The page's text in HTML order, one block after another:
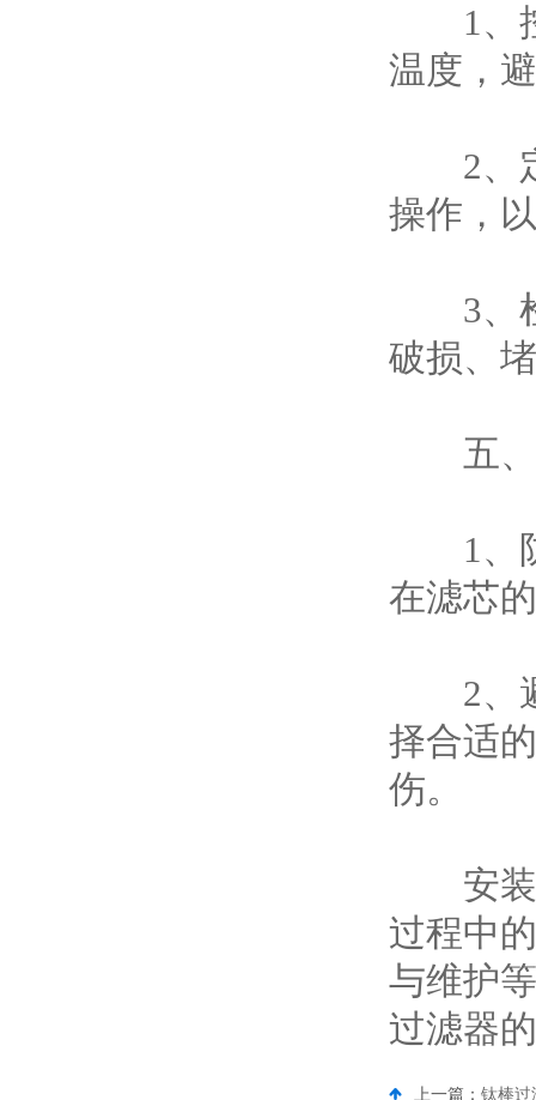
1、控
温度，
2、定
操作，
3、检
破损、
五、
1、防
在滤芯
2、避
择合适
伤。
安装
过程中
与维护
过滤器
上一篇： 钛棒过